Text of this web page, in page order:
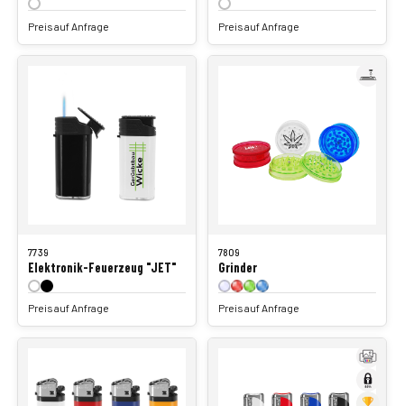
Preis auf Anfrage Preis auf Anfrage
7739
Elektronik-Feuerzeug "JET"
Preis auf Anfrage
7809
Grinder
Preis auf Anfrage